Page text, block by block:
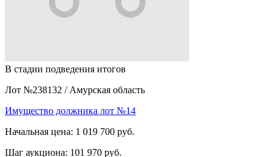
В стадии подведения итогов
Лот №238132 / Амурская область
Имущество должника лот №14
Начальная цена: 1 019 700 руб.
Шаг аукциона: 101 970 руб.